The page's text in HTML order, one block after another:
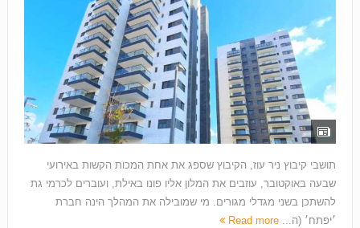
תושבי קיבוץ ניר עוז, הקיבוץ שספג את אחת המכות הקשות באירועי
שבעה באוקטובר, עוזבים את המלון אליו פונו באילת, ועוברים לכרמי גת
להשתכן בשני מגדלי מגורים. מי שמובילה את המהלך הינה חברת
׳יפתח׳ (ה... Read more